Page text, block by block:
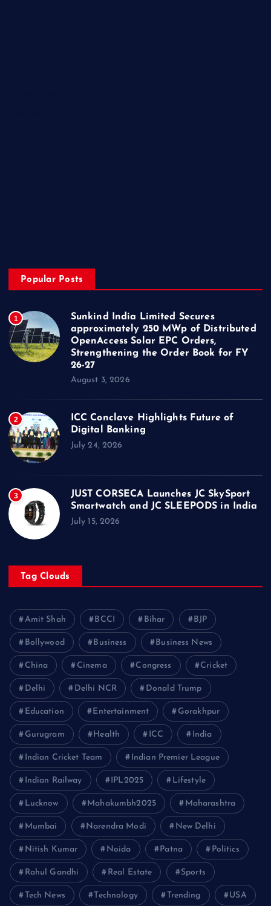
Popular Posts
1
Sunkind India Limited Secures
approximately 250 MWp of Distributed
OpenAccess Solar EPC Orders,
Strengthening the Order Book for FY
26-27
August 3, 2026
2
ICC Conclave Highlights Future of
Digital Banking
July 24, 2026
3
JUST CORSECA Launches JC SkySport
Smartwatch and JC SLEEPODS in India
July 15, 2026
Tag Clouds
Amit Shah BCCI Bihar BJP
Bollywood Business Business News
China Cinema Congress Cricket
Delhi Delhi NCR Donald Trump
Education Entertainment Gorakhpur
Gurugram Health ICC India
Indian Cricket Team Indian Premier League
Indian Railway IPL2025 Lifestyle
Lucknow Mahakumbh2025 Maharashtra
Mumbai Narendra Modi New Delhi
Nitish Kumar Noida Patna Politics
Rahul Gandhi Real Estate Sports
Tech News Technology Trending USA